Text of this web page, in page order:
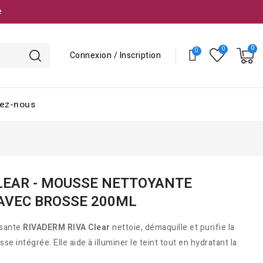
Connexion / Inscription
nous
- MOUSSE NETTOYANTE
BROSSE 200ML
RIVADERM RIVA Clear nettoie, démaquille et purifie la
intégrée. Elle aide à illuminer le teint tout en hydratant la